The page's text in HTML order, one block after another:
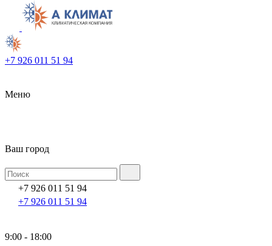
+7 926 011 51 94
Меню
Ваш город
+7 926 011 51 94
+7 926 011 51 94
9:00 - 18:00